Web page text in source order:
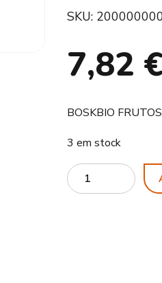
SKU:
7,82 €
BOSKBIO
3 em stock
Quantity